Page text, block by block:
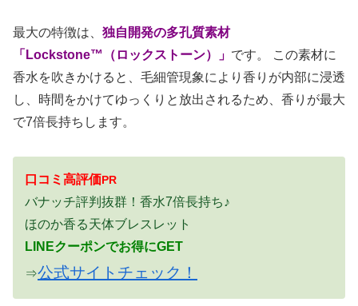
最大の特徴は、 独自開発の多孔質素材
「Lockstone™（ロックストーン）」 です。 この素材に
香水を吹きかけると、毛細管現象により香りが内部に浸透
し、時間をかけてゆっくりと放出されるため、香りが最大
で7倍長持ちします。
口コミ高評価PR
バナッチ評判抜群！香水7倍長持ち♪
ほのか香る天体ブレスレット
LINEクーポンでお得にGET
⇒公式サイトチェック！